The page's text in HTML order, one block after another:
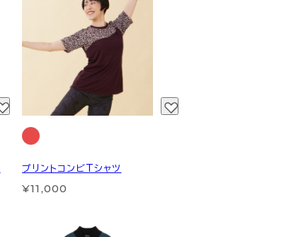
プリントコンビTシャツ
¥11,000